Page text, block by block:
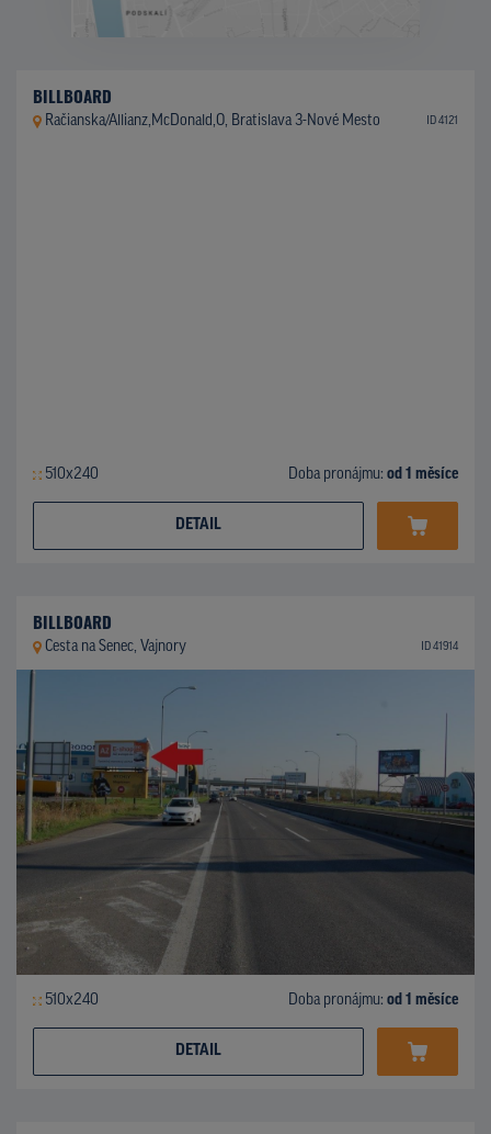
BILLBOARD
Račianska/Allianz,McDonald,O, Bratislava 3-Nové Mesto ID 4121
510x240 Doba pronájmu: od 1 měsíce
DETAIL
BILLBOARD
Cesta na Senec, Vajnory ID 41914
510x240 Doba pronájmu: od 1 měsíce
DETAIL